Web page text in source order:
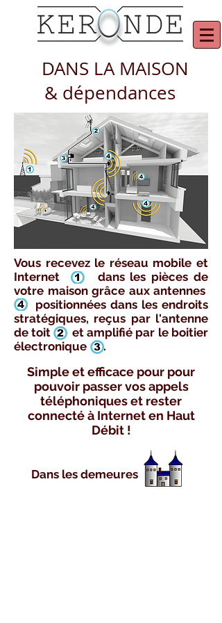
DANS LA MAISON
& dépendances
Vous recevez le réseau mobile et
Internet dans les pièces de
votre maison grâce aux antennes
positionnées dans les endroits
stratégiques, reçus par l'antenne
de toit et amplifié par le boitier
électronique .
Simple et efficace pour pour
pouvoir passer vos appels
téléphoniques et rester
connecté à Internet en Haut
Débit !
Dans les demeures